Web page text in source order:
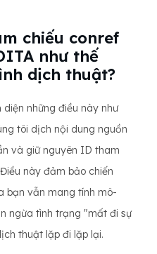
chiếu conref
như thế
dịch thuật?
những điều này như
tôi dịch nội dung nguồn
và giữ nguyên ID tham
này đảm bảo chiến
bạn vẫn mang tính mô-
ngừa tình trạng "mất đi sự
thuật lặp đi lặp lại.